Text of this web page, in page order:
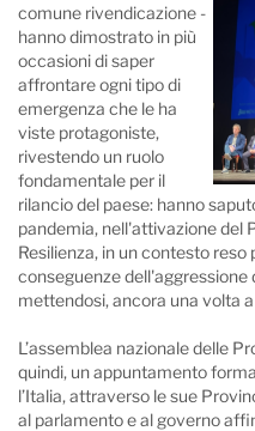
comune rivendicazione -
hanno dimostrato in più
occasioni di saper
affrontare ogni tipo di
emergenza che le ha
viste protagoniste,
rivestendo un ruolo
fondamentale per il
rilancio del paese: hanno
pandemia, nell'attivazione del
Resilienza, in un contesto
conseguenze dell'aggressione
mettendosi, ancora una volta
L’assemblea nazionale delle
quindi, un appuntamento
l’Italia, attraverso le sue
al parlamento e al governo